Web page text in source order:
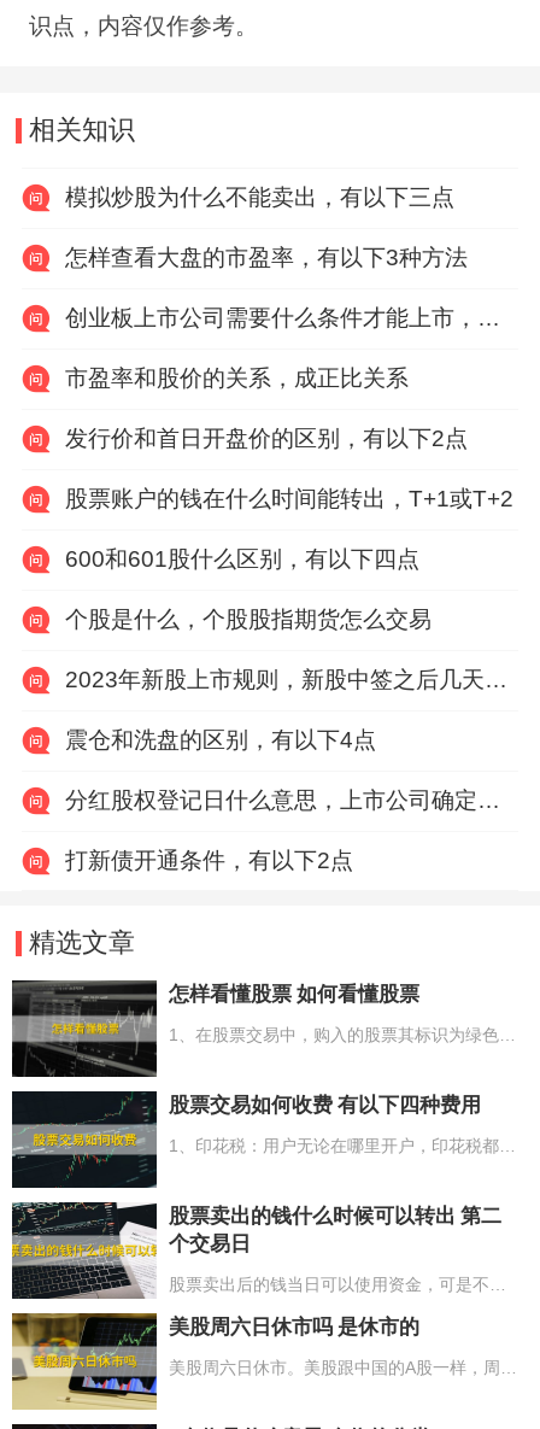
识点，内容仅作参考。
相关知识
模拟炒股为什么不能卖出，有以下三点
怎样查看大盘的市盈率，有以下3种方法
创业板上市公司需要什么条件才能上市，有以下六点
市盈率和股价的关系，成正比关系
发行价和首日开盘价的区别，有以下2点
股票账户的钱在什么时间能转出，T+1或T+2
600和601股什么区别，有以下四点
个股是什么，个股股指期货怎么交易
2023年新股上市规则，新股中签之后几天缴纳费用
震仓和洗盘的区别，有以下4点
分红股权登记日什么意思，上市公司确定享受分红权利的股东名单的截止日期
打新债开通条件，有以下2点
精选文章
怎样看懂股票 如何看懂股票
股票交易如何收费 有以下四种费用
股票卖出的钱什么时候可以转出 第二
个交易日
美股周六日休市吗 是休市的